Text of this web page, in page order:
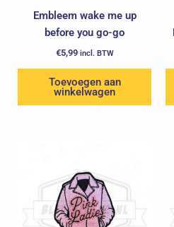
Embleem wake me up
before you go-go
€5,99 incl. BTW
Toevoegen aan
winkelwagen